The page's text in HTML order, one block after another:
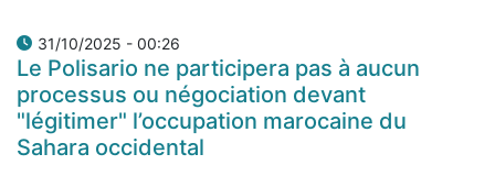
31/10/2025 - 00:26
Le Polisario ne participera pas à aucun
processus ou négociation devant
"légitimer" l’occupation marocaine du
Sahara occidental